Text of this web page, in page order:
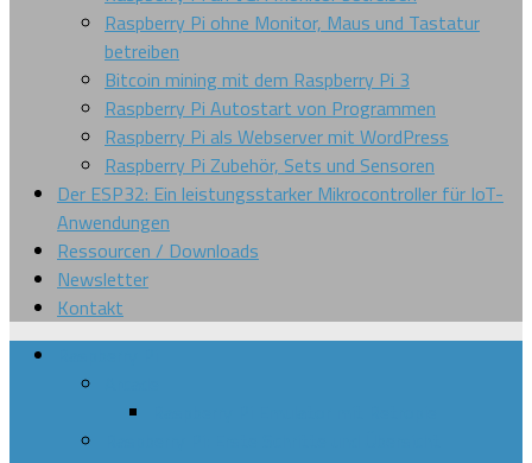
Raspberry Pi ohne Monitor, Maus und Tastatur
betreiben
Bitcoin mining mit dem Raspberry Pi 3
Raspberry Pi Autostart von Programmen
Raspberry Pi als Webserver mit WordPress
Raspberry Pi Zubehör, Sets und Sensoren
Der ESP32: Ein leistungsstarker Mikrocontroller für IoT-
Anwendungen
Ressourcen / Downloads
Newsletter
Kontakt